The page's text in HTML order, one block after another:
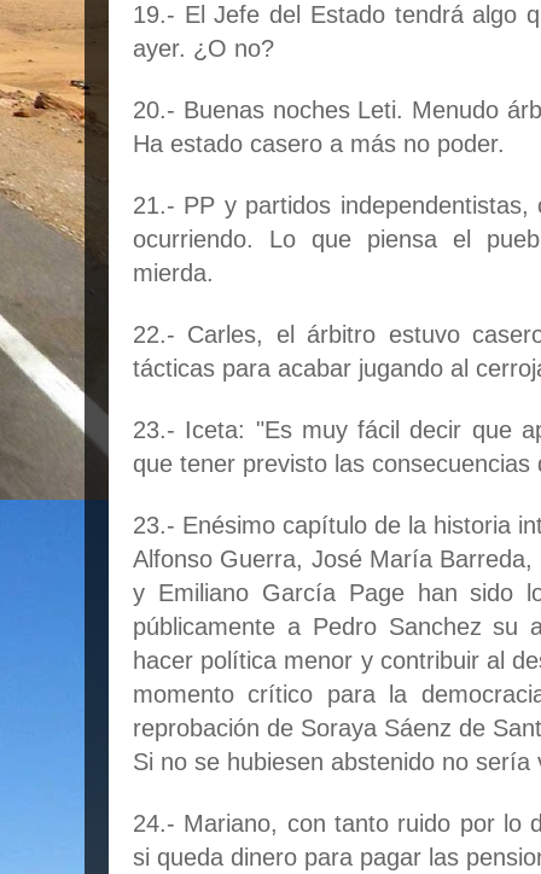
19.- El Jefe del Estado tendrá algo
ayer. ¿O no?
20.- Buenas noches Leti. Menudo
Ha estado casero a más no poder.
21.- PP y partidos
ocurriendo. Lo que piensa el
mierda.
22.- Carles, el árbitro estuvo
tácticas para acabar jugando al
23.- Iceta: "Es muy fácil decir que
que tener previsto las consecuencias
23.- Enésimo capítulo de la historia
Alfonso Guerra, José María Barreda,
y Emiliano García Page han sido
públicamente a Pedro Sanchez su
hacer política menor y contribuir al
momento crítico para la
reprobación de Soraya Sáenz de
Si no se hubiesen abstenido no sería
24.- Mariano, con tanto ruido por lo
si queda dinero para pagar las